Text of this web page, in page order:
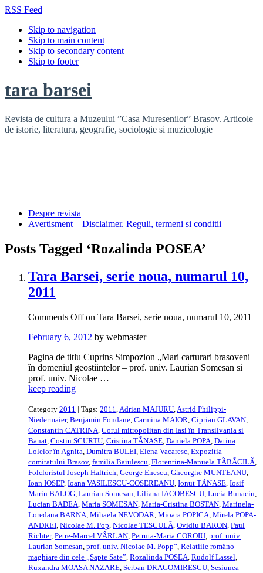
RSS Feed
Skip to navigation
Skip to main content
Skip to secondary content
Skip to footer
tara barsei
Revista de cultura a Muzeului ”Casa Muresenilor” Brasov. Articole
de istorie, literatura, geografie, sociologie si muzicologie
Despre revista
Avertisment – Disclaimer. Reguli, termeni si conditii
Posts Tagged ‘Rozalinda POSEA’
Tara Barsei, serie noua, numarul 10,
2011
Comments Offon Tara Barsei, serie noua, numarul 10, 2011
February 6, 2012 by webmaster
Pagina de titlu Cuprins Simpozion „Mari carturari brasoveni
în domeniul geostiintelor – prof. univ. Laurian Somesan si
prof. univ. Nicolae …
keep reading
Category 2011 | Tags: 2011,Adrian MAJURU,Astrid Philippi-
Niedermaier, Benjamin Fondane, Carmina MAIOR, Ciprian GLAVAN,
Constantin CATRINA, Corul mitropolitan din Iasi în Transilvania si
Banat, Costin SCURTU, Cristina TÃNASE, Daniela POPA, Datina
Lolelor în Agnita, Dumitra BULEI, Elena Vacaresc, Expozitia
comitatului Brasov, familia Baiulescu, Florentina-Manuela TÃBÃCILÃ,
Folcloristul Joseph Haltrich, George Enescu, Gheorghe MUNTEANU,
Ioan IOSEP, Ioana VASILESCU-COSEREANU, Ionut TÃNASE, Iosif
Marin BALOG, Laurian Somesan, Liliana IACOBESCU, Lucia Bunaciu,
Lucian BADEA, Maria SOMESAN, Maria-Cristina BOSTAN, Marinela-
Loredana BARNA, Mihaela NEVODAR, Mioara POPICA, Mirela POPA-
ANDREI, Nicolae M. Pop, Nicolae TESCULÃ, Ovidiu BARON, Paul
Richter, Petre-Marcel VÂRLAN, Petruta-Maria COROIU, prof. univ.
Laurian Somesan, prof. univ. Nicolae M. Popp”, Relatiile româno –
maghiare din cele „Sapte Sate”, Rozalinda POSEA, Rudolf Lassel,
Ruxandra MOASA NAZARE, Serban DRAGOMIRESCU, Sesiunea